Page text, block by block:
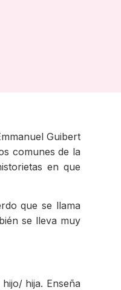
Guibert
comunes de la
en que
que se llama
se lleva muy
hija. Enseña